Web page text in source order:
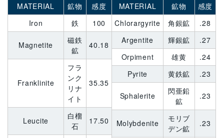
MATERIAL 鉱物
感度
Iron
鉄 100
Magnetite
磁鉄
鉱
40.18
Franklinite
フラ
ンク
リナ
イト
35.35
Leucite
白榴
石
17.50
MATERIAL 鉱物
感度
Chlorargyrite
角銀鉱
.28
Argentite
輝銀鉱
.27
Orpiment
雄黄
.24
Pyrite
黄鉄鉱 .23
Sphalerite
閃亜鉛
鉱
.23
Molybdenite
モリブ
デン鉱
.23